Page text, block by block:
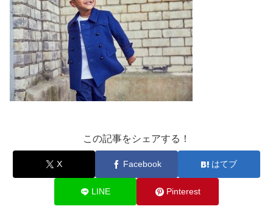
この記事をシェアする！
X Facebook はてブ
LINE Pinterest